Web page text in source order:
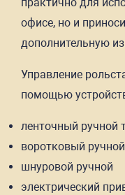
практично для
офисе, но и
дополнительную
Управление
помощью
ленточный ручной
воротковый ручной
шнуровой ручной
электрический